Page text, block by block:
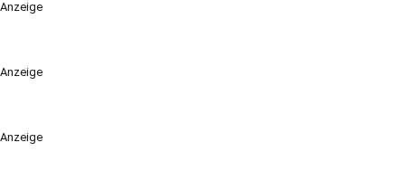
Anzeige
Anzeige
Anzeige